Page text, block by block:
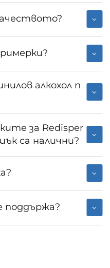
алкохол п
за Redisper
са налични?
поддържа?